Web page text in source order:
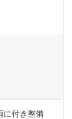
に付き整備